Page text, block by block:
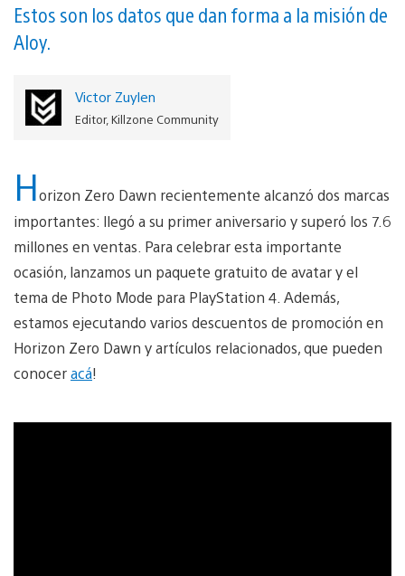
Estos son los datos que dan forma a la misión de
Aloy.
Victor Zuylen
Editor, Killzone Community
Horizon Zero Dawn recientemente alcanzó dos marcas
importantes: llegó a su primer aniversario y superó los 7.6
millones en ventas. Para celebrar esta importante
ocasión, lanzamos un paquete gratuito de avatar y el
tema de Photo Mode para PlayStation 4. Además,
estamos ejecutando varios descuentos de promoción en
Horizon Zero Dawn y artículos relacionados, que pueden
conoceracá!